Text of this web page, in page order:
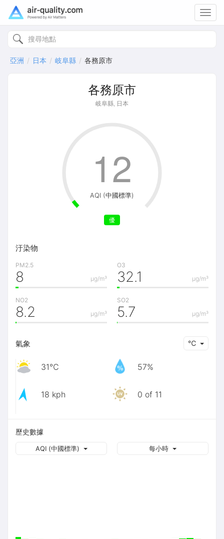
亞洲 日本 岐阜縣 各務原市
各務原市
岐阜縣, 日本
AQI (中國標準)
優
12
汙染物
PM2.5
μg/m³
8
O3
μg/m³
32.1
NO2
μg/m³
8.2
SO2
μg/m³
5.7
氣象 ℃
31℃ 57%
18 kph 0 of 11
歷史數據
每小時
AQI (中國標準)